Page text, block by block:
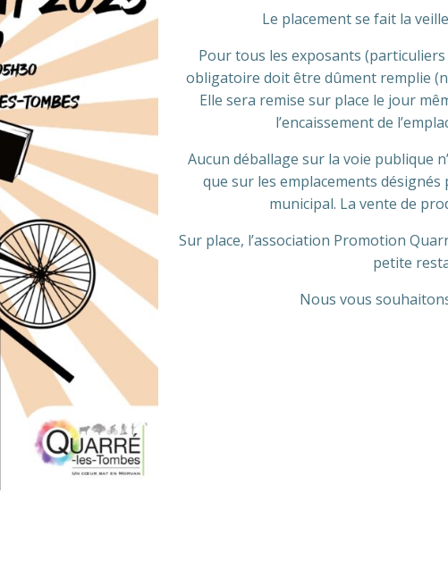
Le placement se fait la
Pour tous les exposants
obligatoire doit être dûment remplie
Elle sera remise sur place le jour
l’encaissement de
Aucun déballage sur la voie publique
que sur les emplacements
municipal. La vente de
Sur place, l’association Promotion
petite
Nous vous